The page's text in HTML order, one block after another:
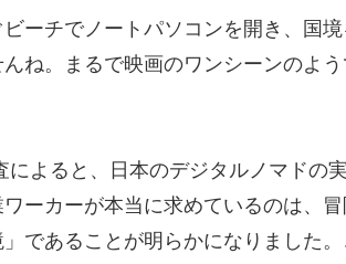
ーチでノートパソコンを開き、国
ね。まるで映画のワンシーンのよう
よると、日本のデジタルノマドの
ーカーが本当に求めているのは、
であることが明らかになりました